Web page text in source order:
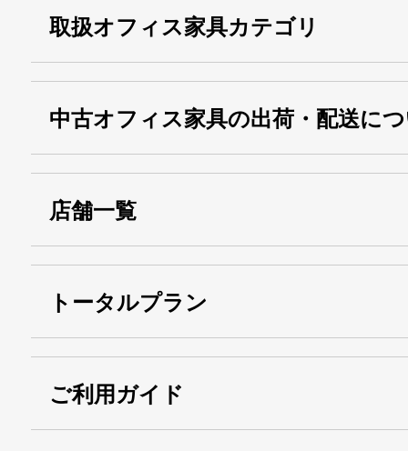
取扱オフィス家具カテゴリ
中古オフィス家具の出荷・配送に
店舗一覧
トータルプラン
ご利用ガイド